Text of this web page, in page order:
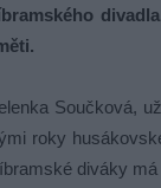
Součková,
roky
diváky